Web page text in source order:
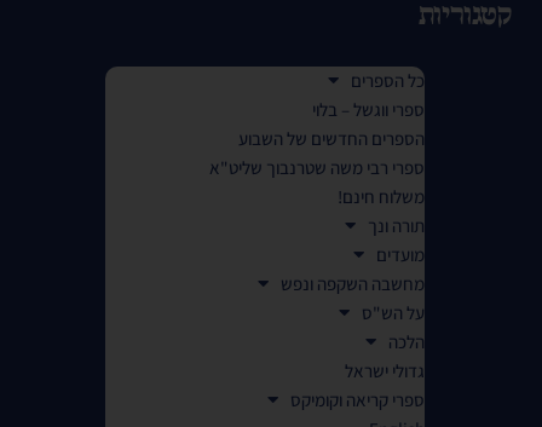
קטגוריות
כל הספרים
ספרי ווגשל – בלוי
הספרים החדשים של השבוע
ספרי רבי משה שטרנבוך שליט"א
משלוח חינם!
תורה ונך
מועדים
מחשבה השקפה ונפש
על הש"ס
הלכה
גדולי ישראל
ספרי קריאה וקומיקס